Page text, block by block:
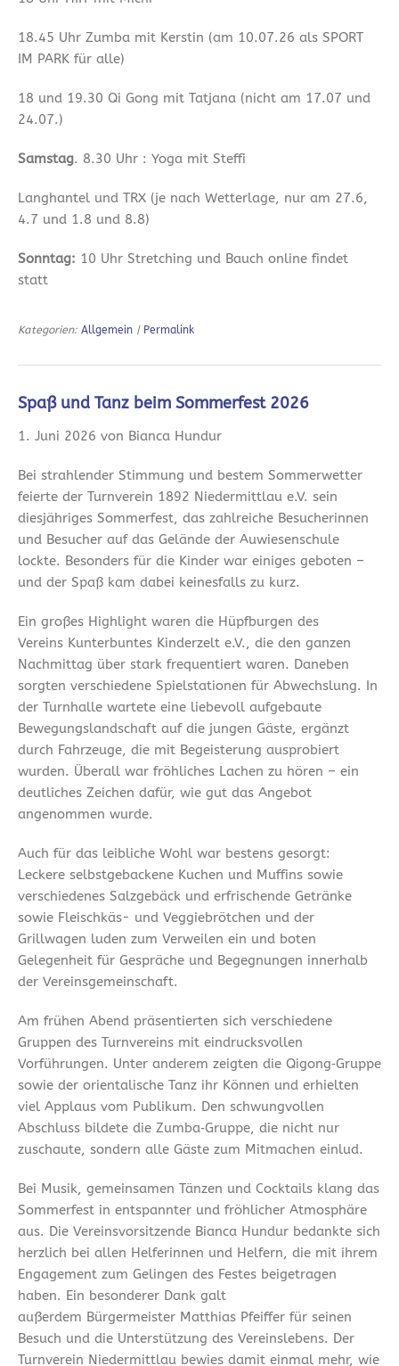
18.45 Uhr Zumba mit Kerstin (am 10.07.26 als SPORT
IM PARK für alle)
18 und 19.30 Qi Gong mit Tatjana (nicht am 17.07 und
24.07.)
Samstag. 8.30 Uhr : Yoga mit Steffi
Langhantel und TRX (je nach Wetterlage, nur am 27.6,
4.7 und 1.8 und 8.8)
Sonntag: 10 Uhr Stretching und Bauch online findet
statt
Kategorien: Allgemein | Permalink
Spaß und Tanz beim Sommerfest 2026
1. Juni 2026 von Bianca Hundur
Bei strahlender Stimmung und bestem Sommerwetter
feierte der Turnverein 1892 Niedermittlau e.V. sein
diesjähriges Sommerfest, das zahlreiche Besucherinnen
und Besucher auf das Gelände der Auwiesenschule
lockte. Besonders für die Kinder war einiges geboten –
und der Spaß kam dabei keinesfalls zu kurz.
Ein großes Highlight waren die Hüpfburgen des
Vereins Kunterbuntes Kinderzelt e.V., die den ganzen
Nachmittag über stark frequentiert waren. Daneben
sorgten verschiedene Spielstationen für Abwechslung. In
der Turnhalle wartete eine liebevoll aufgebaute
Bewegungslandschaft auf die jungen Gäste, ergänzt
durch Fahrzeuge, die mit Begeisterung ausprobiert
wurden. Überall war fröhliches Lachen zu hören – ein
deutliches Zeichen dafür, wie gut das Angebot
angenommen wurde.
Auch für das leibliche Wohl war bestens gesorgt:
Leckere selbstgebackene Kuchen und Muffins sowie
verschiedenes Salzgebäck und erfrischende Getränke
sowie Fleischkäs- und Veggiebrötchen und der
Grillwagen luden zum Verweilen ein und boten
Gelegenheit für Gespräche und Begegnungen innerhalb
der Vereinsgemeinschaft.
Am frühen Abend präsentierten sich verschiedene
Gruppen des Turnvereins mit eindrucksvollen
Vorführungen. Unter anderem zeigten die Qigong‑Gruppe
sowie der orientalische Tanz ihr Können und erhielten
viel Applaus vom Publikum. Den schwungvollen
Abschluss bildete die Zumba‑Gruppe, die nicht nur
zuschaute, sondern alle Gäste zum Mitmachen einlud.
Bei Musik, gemeinsamen Tänzen und Cocktails klang das
Sommerfest in entspannter und fröhlicher Atmosphäre
aus. Die Vereinsvorsitzende Bianca Hundur bedankte sich
herzlich bei allen Helferinnen und Helfern, die mit ihrem
Engagement zum Gelingen des Festes beigetragen
haben. Ein besonderer Dank galt
außerdem Bürgermeister Matthias Pfeiffer für seinen
Besuch und die Unterstützung des Vereinslebens. Der
Turnverein Niedermittlau bewies damit einmal mehr, wie